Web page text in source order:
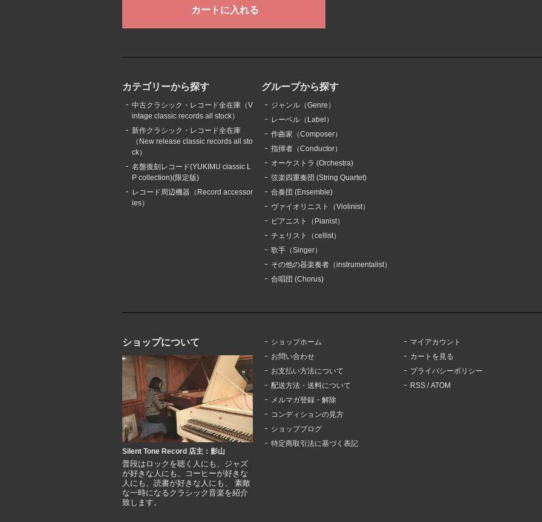
カテゴリーから探す
中古クラシック・レコード全在庫（V
intage classic records all stock）
新作クラシック・レコード全在庫
（New release classic records all sto
ck）
名盤復刻レコード(YUKIMU classic L
P collection)(限定版)
レコード周辺機器（Record accessor
ies）
グループから探す
ジャンル（Genre）
レーベル（Label）
作曲家（Composer）
指揮者（Conductor）
オーケストラ (Orchestra)
弦楽四重奏団 (String Quartet)
合奏団 (Ensemble)
ヴァイオリニスト（Violinist）
ピアニスト（Pianist）
チェリスト（cellist）
歌手（Singer）
その他の器楽奏者（instrumentalist）
合唱団 (Chorus)
ショップについて
Silent Tone Record 店主：影山
普段はロックを聴く人にも、ジャズ
が好きな人にも、コーヒーが好きな
人にも、読書が好きな人にも、 素敵
な一時になるクラシック音楽を紹介
致します。
ショップホーム
お問い合わせ
お支払い方法について
配送方法・送料について
メルマガ登録・解除
コンディションの見方
ショップブログ
特定商取引法に基づく表記
マイアカウント
カートを見る
プライバシーポリシー
RSS /ATOM